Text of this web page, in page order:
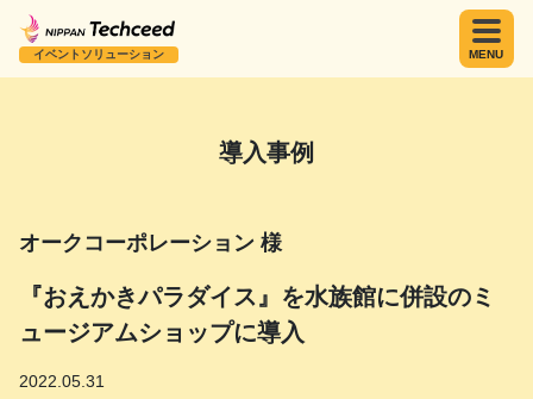
イベントソリューション MENU
導入事例
オークコーポレーション 様
『おえかきパラダイス』を水族館に併設のミ
ュージアムショップに導入
2022.05.31